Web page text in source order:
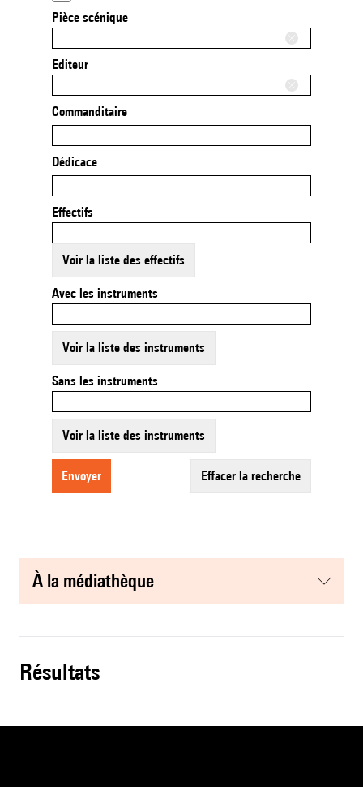
Pièce scénique
Editeur
Commanditaire
Dédicace
Effectifs
Voir la liste des effectifs
Avec les instruments
Voir la liste des instruments
Sans les instruments
Voir la liste des instruments
envoyer effacer la recherche
à la médiathèque
résultats